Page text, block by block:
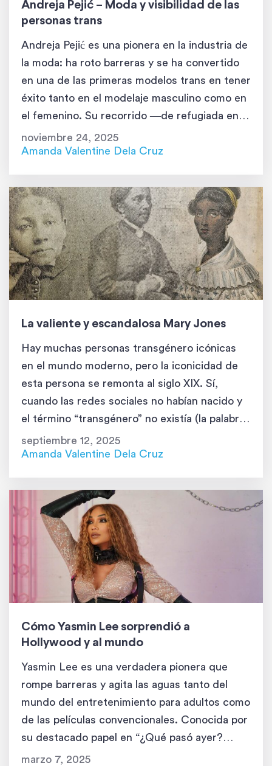
Andreja Pejić – Moda y visibilidad de las
personas trans
Andreja Pejić es una pionera en la industria de
la moda: ha roto barreras y se ha convertido
en una de las primeras modelos trans en tener
éxito tanto en el modelaje masculino como en
el femenino. Su recorrido ―de refugiada en
Bosnia y Herzegovina a icono internacional de
la moda― es inspirador. Conocida por […]
noviembre 24, 2025
Amanda Valentine Dela Cruz
La valiente y escandalosa Mary Jones
Hay muchas personas transgénero icónicas
en el mundo moderno, pero la iconicidad de
esta persona se remonta al siglo XIX. Sí,
cuando las redes sociales no habían nacido y
el término “transgénero” no existía (la palabra
fue acuñada recién en 1965). Hoy, aprenderás
sobre la vida de Mary Jones, una de las
septiembre 12, 2025
Amanda Valentine Dela Cruz
Cómo Yasmin Lee sorprendió a
Hollywood y al mundo
Yasmin Lee es una verdadera pionera que
rompe barreras y agita las aguas tanto del
mundo del entretenimiento para adultos como
de las películas convencionales. Conocida por
su destacado papel en “¿Qué pasó ayer?
Parte 2”, Yasmin ha cautivado al público con
marzo 7, 2025